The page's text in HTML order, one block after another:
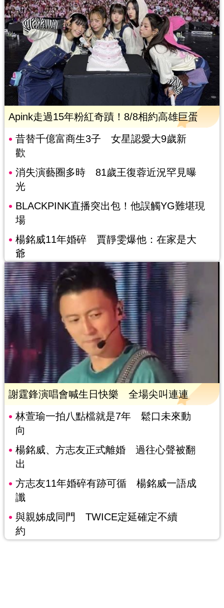
Apink走過15年粉紅奇蹟！8/8相約高雄巨蛋
昔替千億富商生3子 女星認愛大9歲新
歡
消失演藝圈多時 81歲王復蓉近況罕見曝
光
BLACKPINK直播突出包！他誤觸YG難堪現
場
楊銘威11年婚碎 賈靜雯爆他：在家是大
爺
謝霆鋒演唱會喊生日快樂 全場尖叫連連
林萱瑜一拍八點檔就是7年 鬆口未來動
向
楊銘威、方志友正式離婚 過往心聲被翻
出
方志友11年婚碎有跡可循 楊銘威一語成
讖
與親姊成同門 TWICE定延確定不續
約